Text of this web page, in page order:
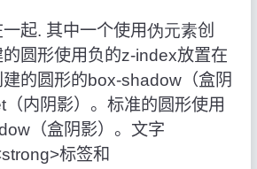
起. 其中一个使用伪元素创
圆形使用负的z-index放置在
的圆形的box-shadow（盒阴
（内阴影）。标准的圆形使用
（盒阴影）。文字
标签和